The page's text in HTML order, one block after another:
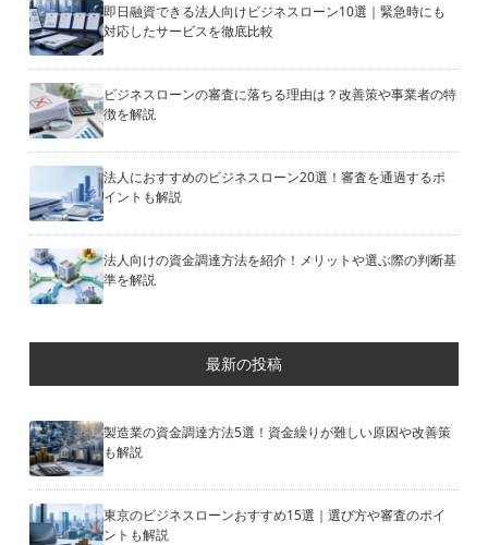
即日融資できる法人向けビジネスローン10選｜緊急時にも
対応したサービスを徹底比較
ビジネスローンの審査に落ちる理由は？改善策や事業者の特
徴を解説
法人におすすめのビジネスローン20選！審査を通過するポ
イントも解説
法人向けの資金調達方法を紹介！メリットや選ぶ際の判断基
準を解説
最新の投稿
製造業の資金調達方法5選！資金繰りが難しい原因や改善策
も解説
東京のビジネスローンおすすめ15選｜選び方や審査のポイ
ントも解説